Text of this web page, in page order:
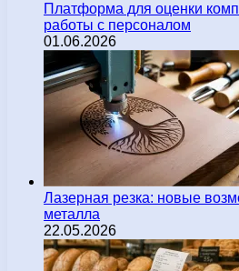
Платформа для оценки
работы с персоналом
01.06.2026
Лазерная резка: новые
металла
22.05.2026